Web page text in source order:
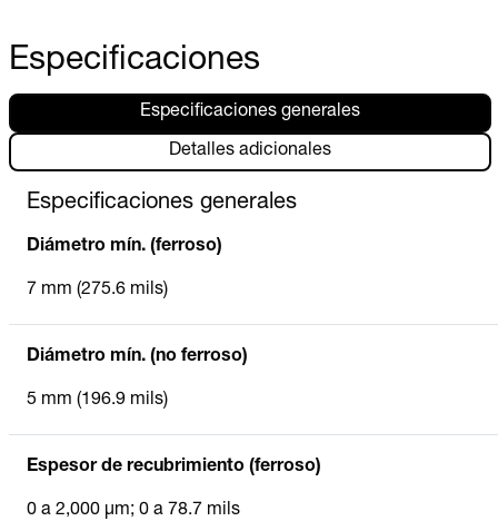
Especificaciones
Especificaciones generales
Detalles adicionales
Especificaciones generales
Diámetro mín. (ferroso)
7 mm (275.6 mils)
Diámetro mín. (no ferroso)
5 mm (196.9 mils)
Espesor de recubrimiento (ferroso)
0 a 2,000 µm; 0 a 78.7 mils